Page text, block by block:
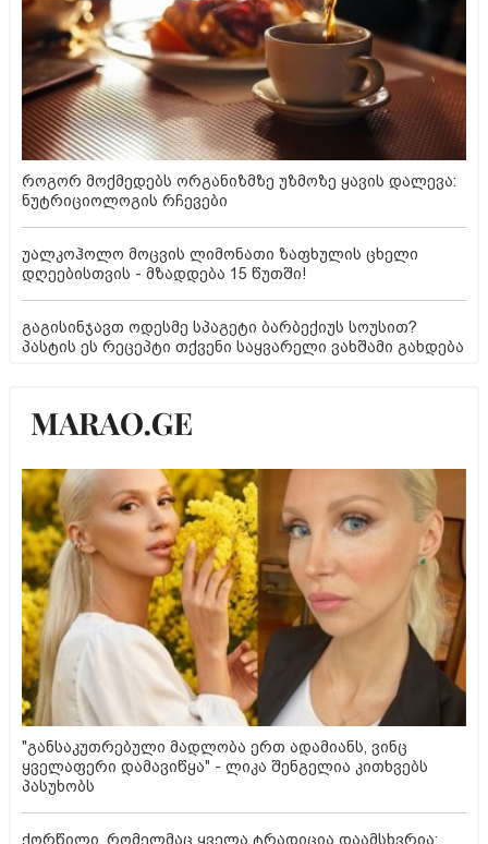
როგორ მოქმედებს ორგანიზმზე უზმოზე ყავის დალევა:
ნუტრიციოლოგის რჩევები
უალკოჰოლო მოცვის ლიმონათი ზაფხულის ცხელი
დღეებისთვის - მზადდება 15 წუთში!
გაგისინჯავთ ოდესმე სპაგეტი ბარბექიუს სოუსით?
პასტის ეს რეცეპტი თქვენი საყვარელი ვახშამი გახდება
"განსაკუთრებული მადლობა ერთ ადამიანს, ვინც
ყველაფერი დამავიწყა" - ლიკა შენგელია კითხვებს
პასუხობს
ქორწილი, რომელმაც ყველა ტრადიცია დაამსხვრია: